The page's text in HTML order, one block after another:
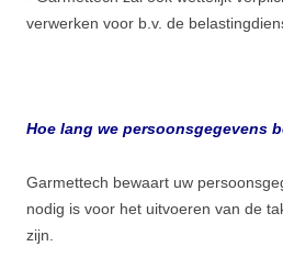
verwerken voor b.v. de
Hoe lang we persoonsgegevens
Garmettech bewaart uw
nodig is voor het uitvoeren van de
zijn.